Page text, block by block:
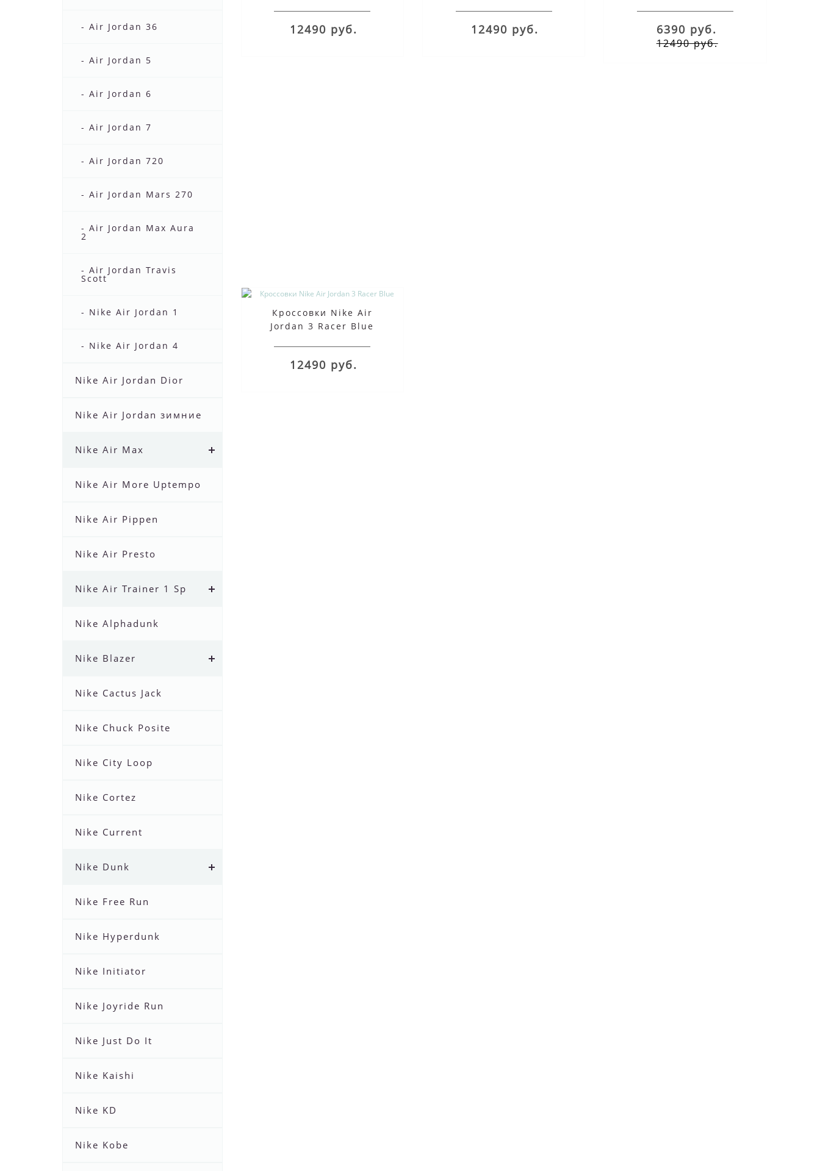
- Air Jordan 36
- Air Jordan 5
- Air Jordan 6
- Air Jordan 7
- Air Jordan 720
- Air Jordan Mars 270
- Air Jordan Max Aura
2
- Air Jordan Travis
Scott
- Nike Air Jordan 1
- Nike Air Jordan 4
Nike Air Jordan Dior
Nike Air Jordan зимние
Nike Air Max
Nike Air More Uptempo
Nike Air Pippen
Nike Air Presto
Nike Air Trainer 1 Sp
Nike Alphadunk
Nike Blazer
Nike Cactus Jack
Nike Chuck Posite
Nike City Loop
Nike Cortez
Nike Current
Nike Dunk
Nike Free Run
Nike Hyperdunk
Nike Initiator
Nike Joyride Run
Nike Just Do It
Nike Kaishi
Nike KD
Nike Kobe
12490 руб. 12490 руб. 6390 руб.
12490 руб.
Кроссовки Nike Air
Jordan 3 Racer Blue
12490 руб.